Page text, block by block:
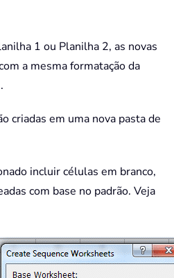
1 ou Planilha 2, as novas
a mesma formatação da
criadas em uma nova pasta de
incluir células em branco,
com base no padrão. Veja